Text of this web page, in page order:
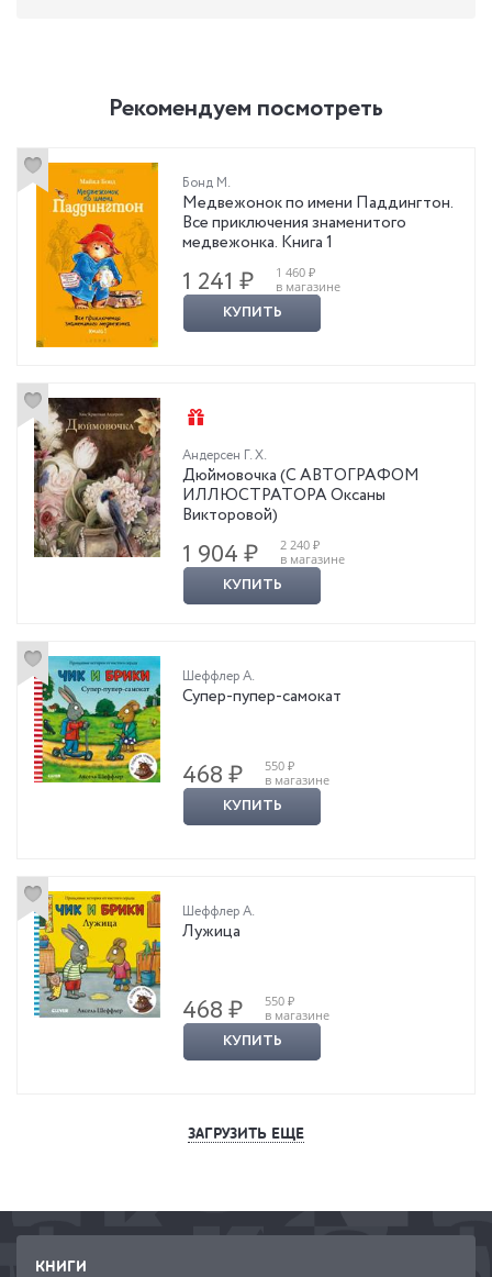
Рекомендуем посмотреть
Бонд М.
Медвежонок по имени Паддингтон.
Все приключения знаменитого
медвежонка. Книга 1
1 241 ₽
1 460 ₽
в магазине
КУПИТЬ
Андерсен Г. Х.
Дюймовочка (С АВТОГРАФОМ
ИЛЛЮСТРАТОРА Оксаны
Викторовой)
1 904 ₽
2 240 ₽
в магазине
КУПИТЬ
Шеффлер А.
Супер-пупер-самокат
468 ₽
550 ₽
в магазине
КУПИТЬ
Шеффлер А.
Лужица
468 ₽
550 ₽
в магазине
КУПИТЬ
ЗАГРУЗИТЬ ЕЩЕ
КНИГИ